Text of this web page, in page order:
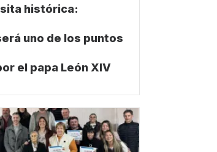
histórica:
uno de los puntos
el papa León XIV